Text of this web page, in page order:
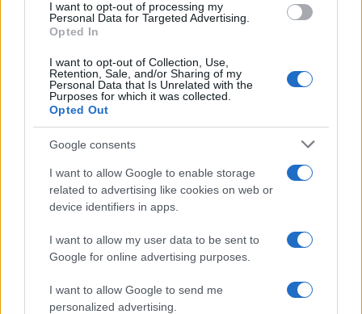
I want to opt-out of processing my
Personal Data for Targeted Advertising.
Opted In
I want to opt-out of Collection, Use,
Retention, Sale, and/or Sharing of my
Personal Data that Is Unrelated with the
Purposes for which it was collected.
Opted Out
Google consents
I want to allow Google to enable storage
related to advertising like cookies on web or
device identifiers in apps.
I want to allow my user data to be sent to
Google for online advertising purposes.
I want to allow Google to send me
personalized advertising.
Auto prende fuoco sulla strada statale 125 a
Olbia, cosa è successo
Incidente sulla 125 a Olbia, due auto coinvolte:
danni ingenti
Auto finisce contro un muretto, un ferito ad
Arzachena
Incidente a Baia Sardinia, scontro tra auto e
moto: un ferito
Olbia, le previsioni meteo per lunedì 10 agosto
2026